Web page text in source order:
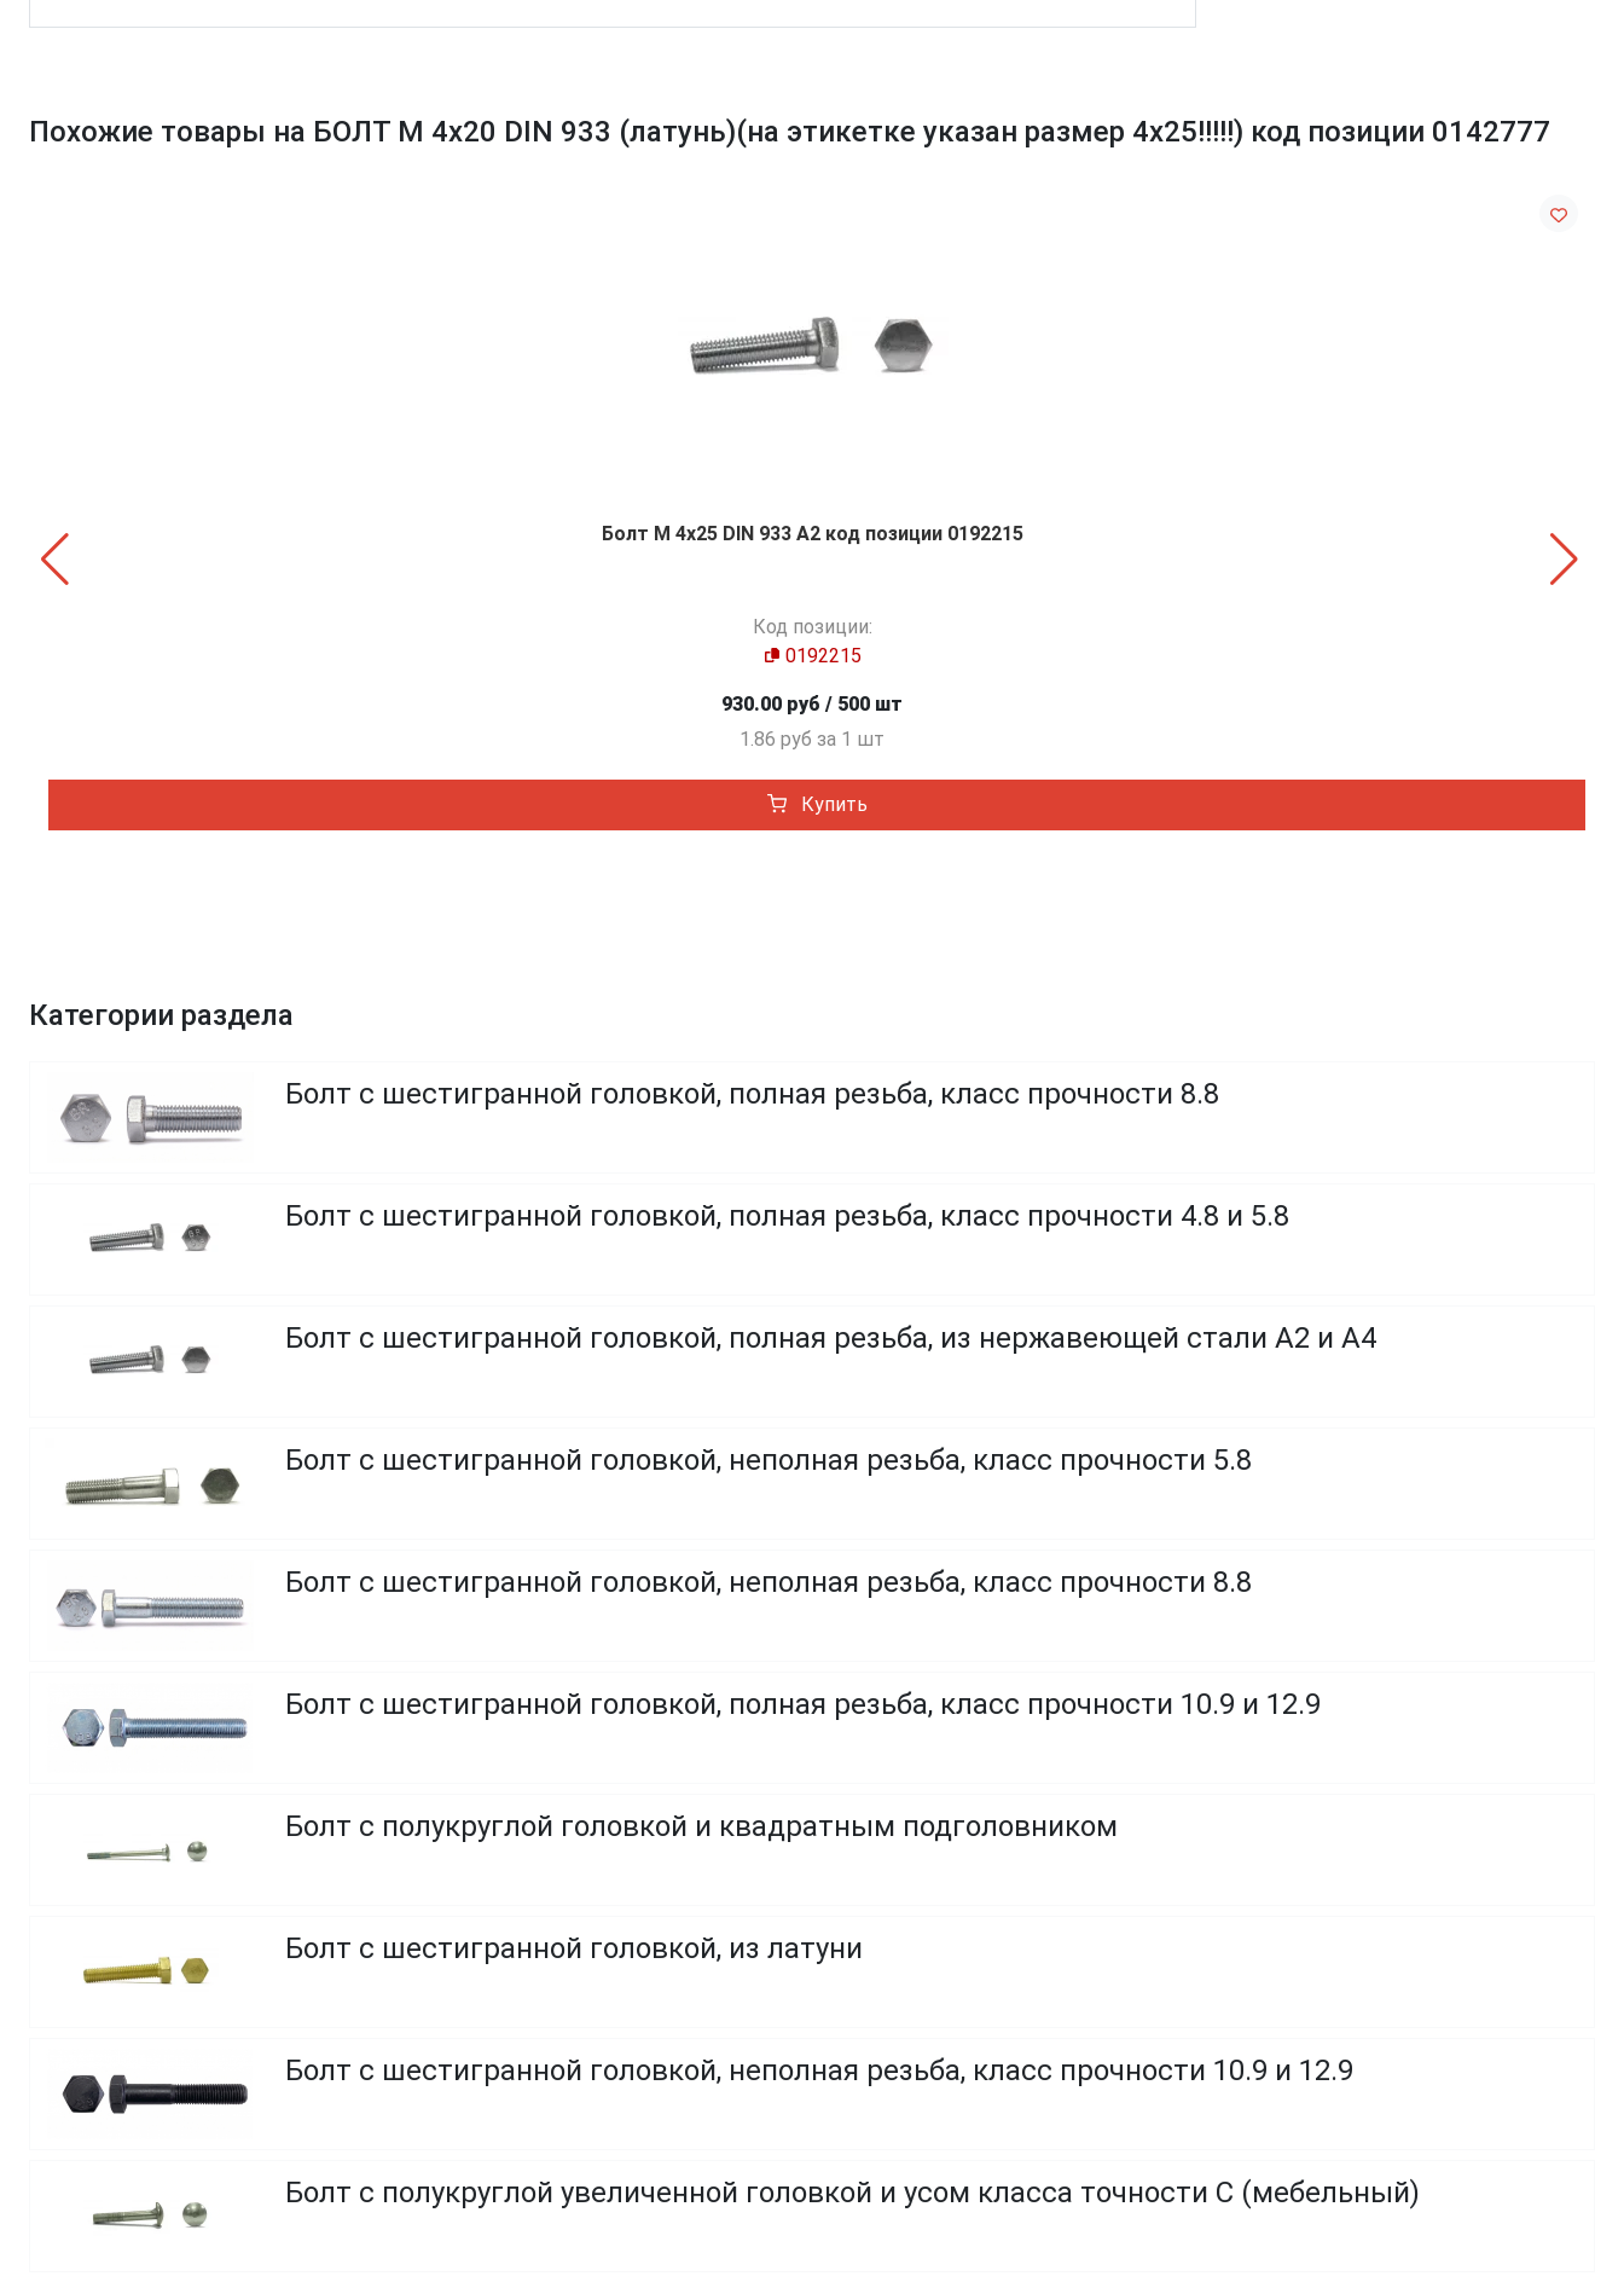
Похожие товары на БОЛТ М 4х20 DIN 933 (латунь)(на этикетке указан размер 4х25!!!!!) код позиции 0142777
Болт М 4х25 DIN 933 A2 код позиции 0192215
Код позиции:
0192215
930.00 руб / 500 шт
1.86 руб за 1 шт
Купить
Категории раздела
Болт с шестигранной головкой, полная резьба, класс прочности 8.8
Болт с шестигранной головкой, полная резьба, класс прочности 4.8 и 5.8
Болт с шестигранной головкой, полная резьба, из нержавеющей стали A2 и A4
Болт с шестигранной головкой, неполная резьба, класс прочности 5.8
Болт с шестигранной головкой, неполная резьба, класс прочности 8.8
Болт с шестигранной головкой, полная резьба, класс прочности 10.9 и 12.9
Болт с полукруглой головкой и квадратным подголовником
Болт с шестигранной головкой, из латуни
Болт с шестигранной головкой, неполная резьба, класс прочности 10.9 и 12.9
Болт с полукруглой увеличенной головкой и усом класса точности C (мебельный)